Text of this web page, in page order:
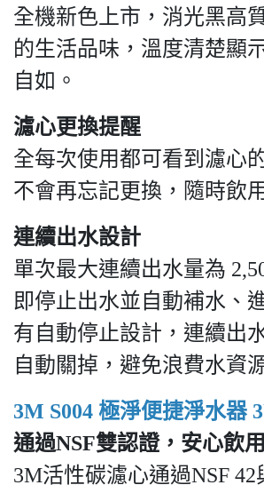
全機新色上市，消光黑高
的生活品味，溫度清楚顯
自如。
濾心更換提醒
全每次使用都可看到濾心
不會再忘記更換，隨時飲
連續出水設計
單次最大連續出水量為
即停止出水並自動補水、
有自動停止設計，連續出
自動關掉，避免浪費水資
3M S004 極淨便捷淨水器
通過NSF雙認證，安心飲用
3M活性碳濾心通過NSF 42